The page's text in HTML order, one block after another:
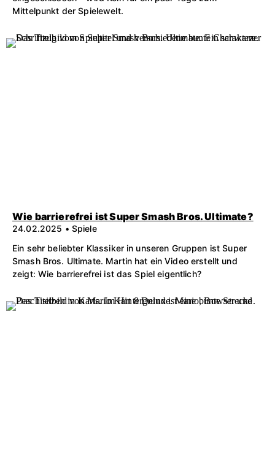
Mittelpunkt der Spielewelt.
Wie barrierefrei ist Super Smash Bros. Ultimate?
24.02.2025 • Spiele
Ein sehr beliebter Klassiker in unseren Gruppen ist Super
Smash Bros. Ultimate. Martin hat ein Video erstellt und
zeigt: Wie barrierefrei ist das Spiel eigentlich?